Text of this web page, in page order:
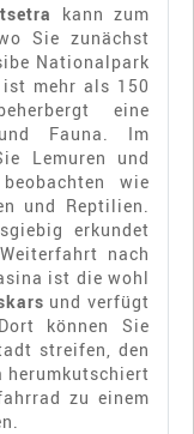
kann zum
Sie zunächst
Nationalpark
mehr als 150
eine
Fauna. Im
Lemuren und
wie
und Reptilien.
erkundet
nach
ist die wohl
und verfügt
können Sie
streifen, den
herumkutschiert
zu einem